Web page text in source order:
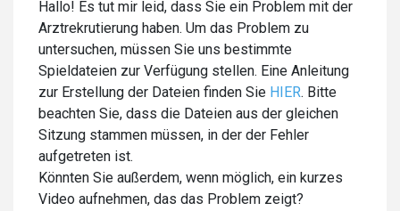
Hallo! Es tut mir leid, dass Sie ein Problem mit der
Arztrekrutierung haben. Um das Problem zu
untersuchen, müssen Sie uns bestimmte
Spieldateien zur Verfügung stellen. Eine Anleitung
zur Erstellung der Dateien finden Sie HIER. Bitte
beachten Sie, dass die Dateien aus der gleichen
Sitzung stammen müssen, in der der Fehler
aufgetreten ist.
Könnten Sie außerdem, wenn möglich, ein kurzes
Video aufnehmen, das das Problem zeigt?